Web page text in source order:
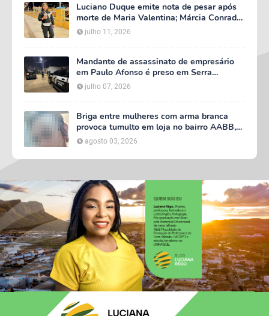
Luciano Duque emite nota de pesar após
morte de Maria Valentina; Márcia Conrado
decreta luto oficial de três dias em Serra
Talhada
julho 11, 2026
Mandante de assassinato de empresário
em Paulo Afonso é preso em Serra
Talhada; suspeito participou do velório da
vítima
julho 07, 2026
Briga entre mulheres com arma branca
provoca tumulto em loja no bairro AABB,
em Serra Talhada
agosto 03, 2026